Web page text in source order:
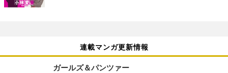
連載マンガ更新情報
ガールズ＆パンツァー